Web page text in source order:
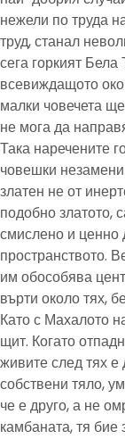
нежели по труда
труд, станал
сега горкият
всевиждащото
малки човечета
не мога да
Така наречените
човешки
златен не от
подобно златото,
смислено и ценно
пространството.
им обособява
върти около тях,
Като с Махалото
щит. Когато
живите след тях
собствени тяло,
че е друго, а не
камбаната, тя